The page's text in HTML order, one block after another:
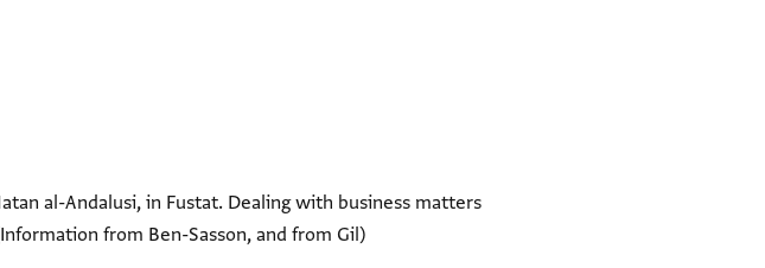
al-Andalusi, in Fustat. Dealing with business matters
from Ben-Sasson, and from Gil)